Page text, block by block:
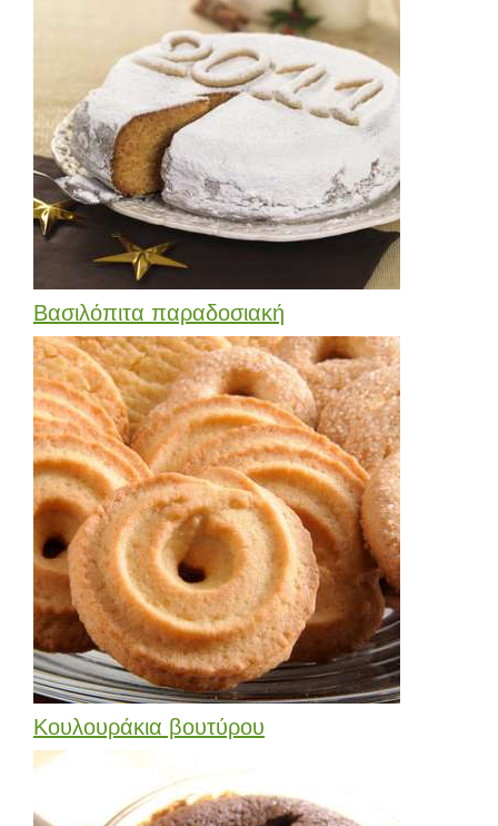
Βασιλόπιτα παραδοσιακή
Κουλουράκια βουτύρου